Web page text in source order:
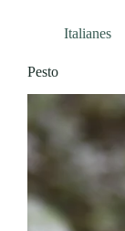
Italianes
Pesto